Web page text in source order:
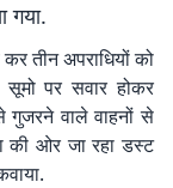
गया.
तीन अपराधियों को
सूमो पर सवार होकर
गुजरने वाले वाहनों से
की ओर जा रहा डस्ट